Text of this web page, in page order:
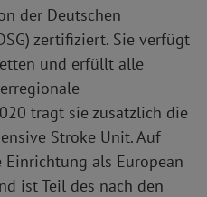
der Deutschen
zertifiziert. Sie verfügt
und erfüllt alle
trägt sie zusätzlich die
Stroke Unit. Auf
als European
ist Teil des nach den